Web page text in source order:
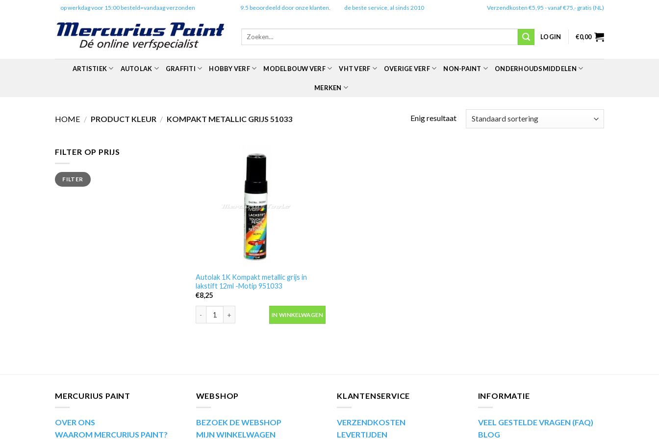
op werkdag voor 15:00 besteld=vandaag verzonden 9.5 beoordeeld door onze klanten. de beste service, al sinds 2010 Verzendkosten €5,95 - vanaf €75,- gratis (NL)
Zoeken
LOGIN €0,00
ARTISTIEK AUTOLAK GRAFFITI HOBBY VERF MODELBOUW VERF VHT VERF OVERIGE VERF NON-PAINT ONDERHOUDSMIDDELEN
MERKEN
HOME / PRODUCT KLEUR / KOMPAKT METALLIC GRIJS 51033 Enig resultaat
FILTER OP PRIJS
Min.
prijs
Max.
prijsFILTER
Autolak 1K Kompakt metallic grijs in
lakstift 12ml -Motip 951033
€8,25
Autolak 1K Kompakt metallic grijs in lakstift 12ml -Motip 951033 aantal
IN WINKELWAGEN
MERCURIUS PAINT
OVER ONS
WAAROM MERCURIUS PAINT?
WEBSHOP
BEZOEK DE WEBSHOP
MIJN WINKELWAGEN
KLANTENSERVICE
VERZENDKOSTEN
LEVERTIJDEN
INFORMATIE
VEEL GESTELDE VRAGEN (FAQ)
BLOG